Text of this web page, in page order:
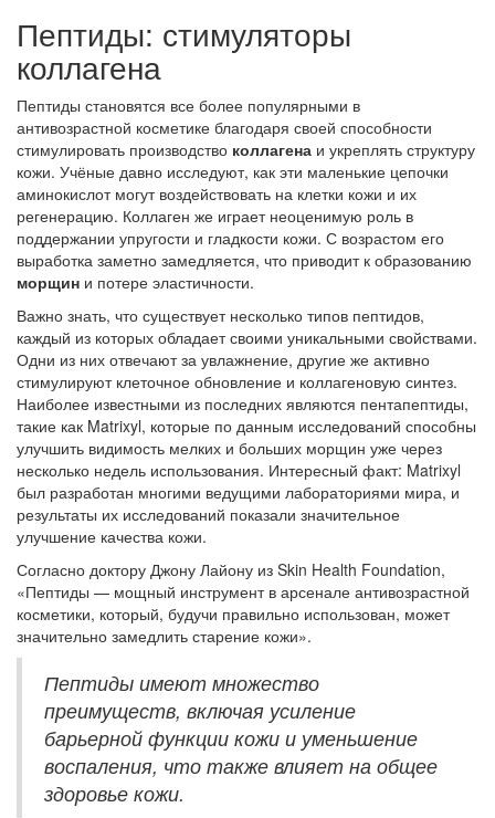
Пептиды: стимуляторы
коллагена
Пептиды становятся все более популярными в
антивозрастной косметике благодаря своей способности
стимулировать производство коллагена и укреплять структуру
кожи. Учёные давно исследуют, как эти маленькие цепочки
аминокислот могут воздействовать на клетки кожи и их
регенерацию. Коллаген же играет неоценимую роль в
поддержании упругости и гладкости кожи. С возрастом его
выработка заметно замедляется, что приводит к образованию
морщин и потере эластичности.
Важно знать, что существует несколько типов пептидов,
каждый из которых обладает своими уникальными свойствами.
Одни из них отвечают за увлажнение, другие же активно
стимулируют клеточное обновление и коллагеновую синтез.
Наиболее известными из последних являются пентапептиды,
такие как Matrixyl, которые по данным исследований способны
улучшить видимость мелких и больших морщин уже через
несколько недель использования. Интересный факт: Matrixyl
был разработан многими ведущими лабораториями мира, и
результаты их исследований показали значительное
улучшение качества кожи.
Согласно доктору Джону Лайону из Skin Health Foundation,
«Пептиды — мощный инструмент в арсенале антивозрастной
косметики, который, будучи правильно использован, может
значительно замедлить старение кожи».
Пептиды имеют множество
преимуществ, включая усиление
барьерной функции кожи и уменьшение
воспаления, что также влияет на общее
здоровье кожи.